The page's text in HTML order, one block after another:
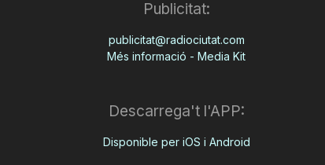
Publicitat:
publicitat@radiociutat.com
Més informació - Media Kit
Descarrega't l'APP:
Disponible per iOS i Android